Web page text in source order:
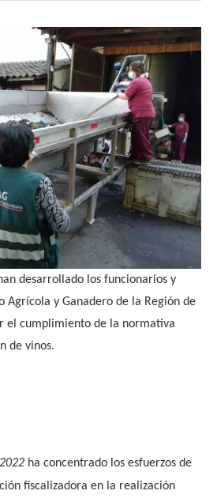
desarrollado los funcionarios y
Agrícola y Ganadero de la Región de
el cumplimiento de la normativa
de vinos.
ha concentrado los esfuerzos de
fiscalizadora en la realización